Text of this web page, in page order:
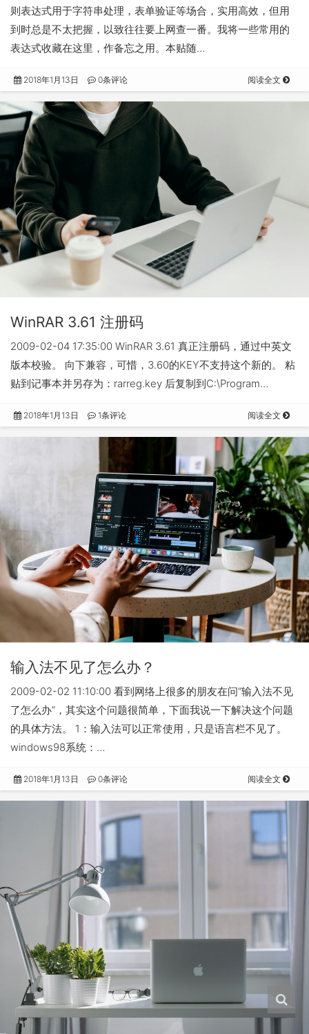
则表达式用于字符串处理，表单验证等场合，实用高效，但用
到时总是不太把握，以致往往要上网查一番。我将一些常用的
表达式收藏在这里，作备忘之用。本贴随…
2018年1月13日 0条评论 阅读全文
WinRAR 3.61 注册码
2009-02-04 17:35:00 WinRAR 3.61 真正注册码，通过中英文
版本校验。 向下兼容，可惜，3.60的KEY不支持这个新的。 粘
贴到记事本并另存为：rarreg.key 后复制到C:\Program…
2018年1月13日 1条评论 阅读全文
输入法不见了怎么办？
2009-02-02 11:10:00 看到网络上很多的朋友在问“输入法不见
了怎么办”，其实这个问题很简单，下面我说一下解决这个问题
的具体方法。 1：输入法可以正常使用，只是语言栏不见了。
windows98系统：…
2018年1月13日 0条评论 阅读全文